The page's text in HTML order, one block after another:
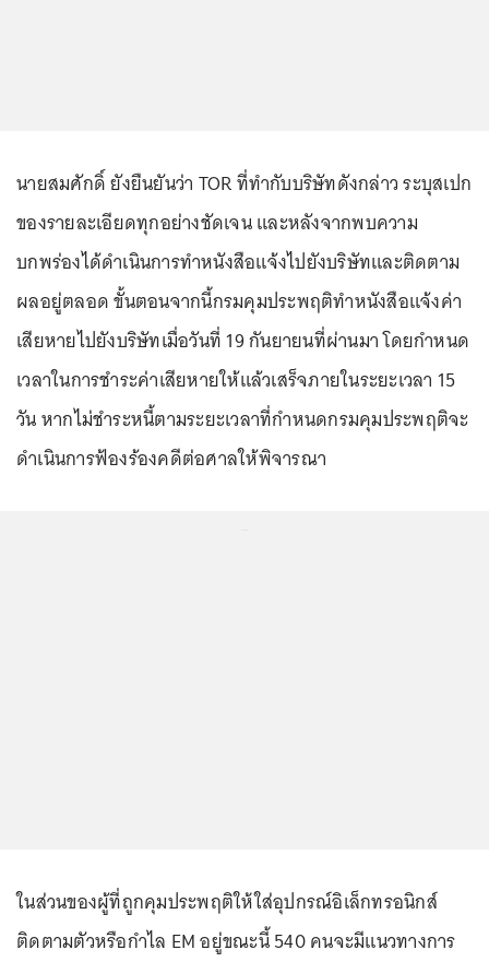
นายสมศักดิ์ ยังยืนยันว่า TOR ที่ทำกับบริษัทดังกล่าว ระบุสเปก
ของรายละเอียดทุกอย่างชัดเจน และหลังจากพบความ
บกพร่องได้ดำเนินการทำหนังสือแจ้งไปยังบริษัทและติดตาม
ผลอยู่ตลอด ขั้นตอนจากนี้กรมคุมประพฤติทำหนังสือแจ้งค่า
เสียหายไปยังบริษัทเมื่อวันที่ 19 กันยายนที่ผ่านมา โดยกำหนด
เวลาในการชำระค่าเสียหายให้แล้วเสร็จภายในระยะเวลา 15
วัน หากไม่ชำระหนี้ตามระยะเวลาที่กำหนดกรมคุมประพฤติจะ
ดำเนินการฟ้องร้องคดีต่อศาลให้พิจารณา
ในส่วนของผู้ที่ถูกคุมประพฤติให้ใส่อุปกรณ์อิเล็กทรอนิกส์
ติดตามตัวหรือกำไล EM อยู่ขณะนี้ 540 คนจะมีแนวทางการ